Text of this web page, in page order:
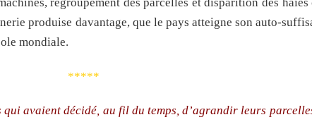
regroupement des parcelles et disparition des haies
produise davantage, que le pays atteigne son auto-
mondiale.
*****
qui avaient décidé, au fil du temps, d’agrandir leurs